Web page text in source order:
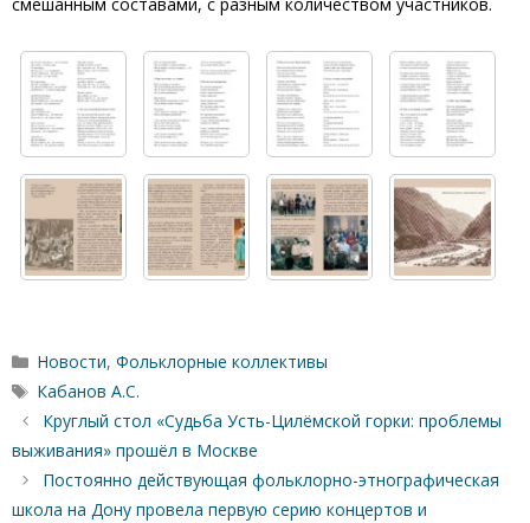
Рубрики
Новости,Фольклорные коллективы
Метки
Кабанов А.С.
Круглый стол «Судьба Усть-Цилёмской горки: проблемы
выживания» прошёл в Москве
Постоянно действующая фольклорно-этнографическая
школа на Дону провела первую серию концертов и